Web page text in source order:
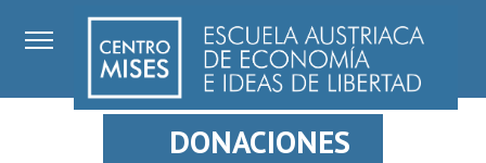
DONACIONES